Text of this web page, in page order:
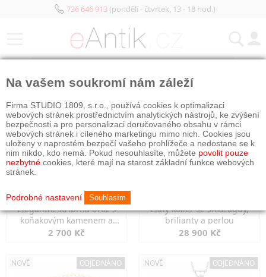
736 646 913(pondělí - čtvrtek, 13 - 18 hod.)
Elegantní stříbrná brož s
koňakovým kamenem a
markazity
2 700 Kč
Zlatý kolier se smaragdy,
brilianty a perlou
28 900 Kč
NOVÉ OBJEDNÁNO NOVÉ OBJEDNÁNO
Na vašem soukromí nám záleží
Firma STUDIO 1809, s.r.o., používá cookies k optimalizaci
webových stránek prostřednictvím analytických nástrojů, ke zvýšení
bezpečnosti a pro personalizaci doručovaného obsahu v rámci
webových stránek i cíleného marketingu mimo nich. Cookies jsou
uloženy v naprostém bezpečí vašeho prohlížeče a nedostane se k
nim nikdo, kdo nemá. Pokud nesouhlasíte, můžete povolit pouze
nezbytné cookies, které mají na starost základní funkce webových
stránek.
Podrobné nastavení Souhlasím